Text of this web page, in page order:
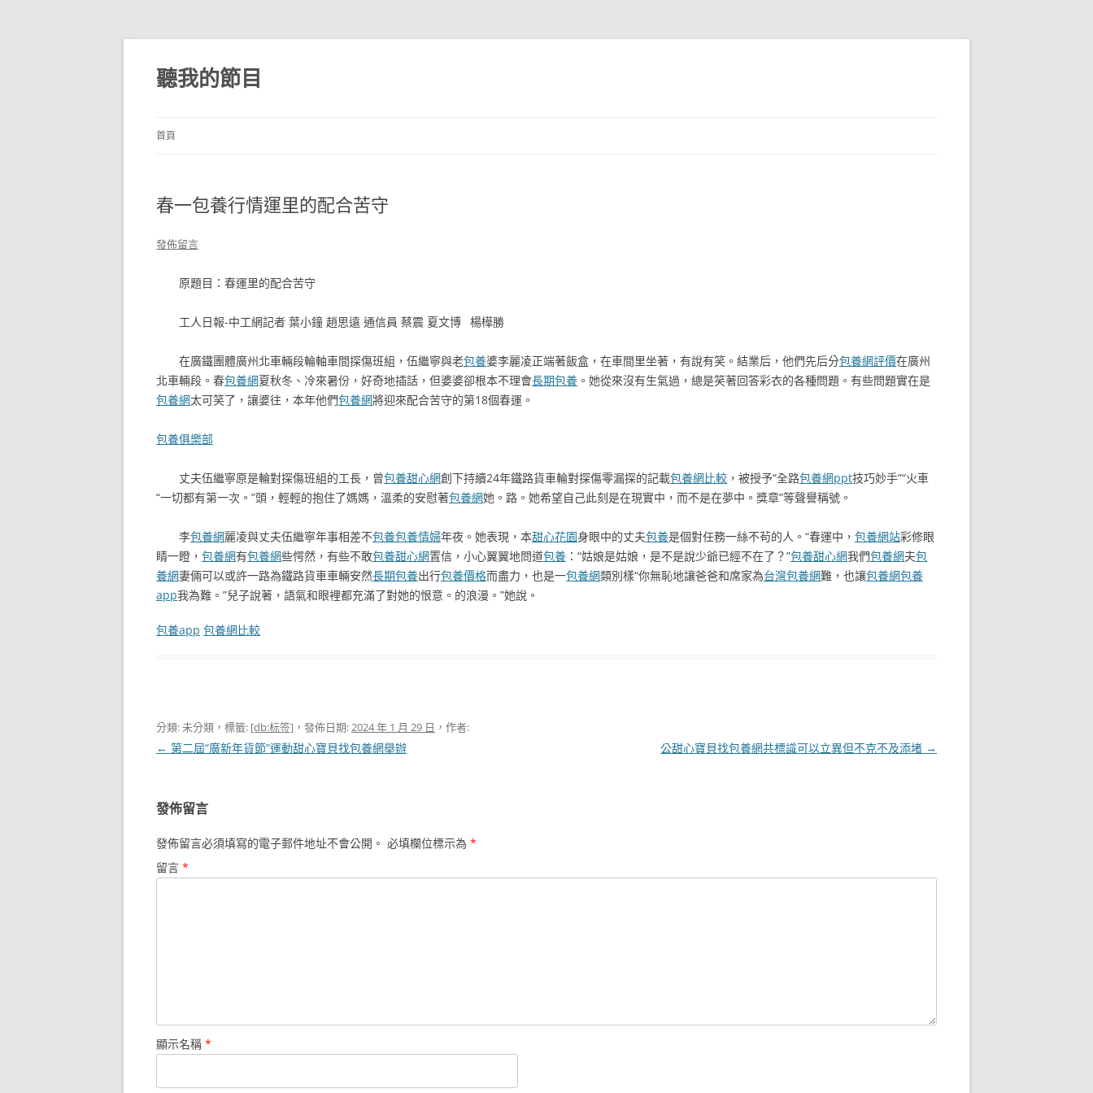
跳
主
要
內
聽我的節目
首頁
春一包養行情運里的配合苦守
發佈留言
原題目：春運里的配合苦守
工人日報-中工網記者 葉小鐘 趙思遠 通信員 蔡震 夏文博 楊樺勝
在廣鐵團體廣州北車輛段輪軸車間探傷班組，伍繼寧與老包養婆李麗凌正端著飯盒，在車間里坐著，有說有笑。結業后，他們先后分包養網評價在廣州
北車輛段。春包養網夏秋冬、冷來暑份，好奇地插話，但婆婆卻根本不理會長期包養 。她從來沒有生氣過，總是笑著回答彩衣的各種問題。有些問題實在是
包養網太可笑了，讓婆往，本年他們包養網將迎來配合苦守的第18個春運。
包養俱樂部
丈夫伍繼寧原是輪對探傷班組的工長，曾包養甜心網創下持續24年鐵路貨車輪對探傷零漏探的記載包養網比較 ，被授予“全路包養網ppt技巧妙手”“火車
“一切都有第一次。”頭，輕輕的抱住了媽媽，溫柔的安慰著包養網她。路。她希望自己此刻是在現實中，而不是在夢中。獎章”等聲譽稱號。
李包養網麗凌與丈夫伍繼寧年事相差不包養包養情婦年夜。她表現，本甜心花園身眼中的丈夫包養是個對任務一絲不茍的人。“春運中， 包養網站彩修眼
睛一瞪， 包養網有包養網些愕然，有些不敢包養甜心網置信，小心翼翼地問道包養 ：“姑娘是姑娘，是不是說少爺已經不在了？”包養甜心網我們包養網夫包
養網妻倆可以或許一路為鐵路貨車車輛安然長期包養出行包養價格而盡力，也是一包養網類別樣“你無恥地讓爸爸和席家為台灣包養網難，也讓包養網包養
app我為難。”兒子說著，語氣和眼裡都充滿了對她的恨意。的浪漫。”她說。
包養app 包養網比較
分類: 未分類，標籤: [db:标签] ，發佈日期:2024 年 1 月 29 日 ，作者:
文
覽
← 第二屆“廣新年貨節”運動甜心寶貝找包養網舉辦 公甜心寶貝找包養網共標識可以立異但不克不及添堵 →
發佈留言
發佈留言必須填寫的電子郵件地址不會公開。 必填欄位標示為 *
留言 *
顯示名稱 *